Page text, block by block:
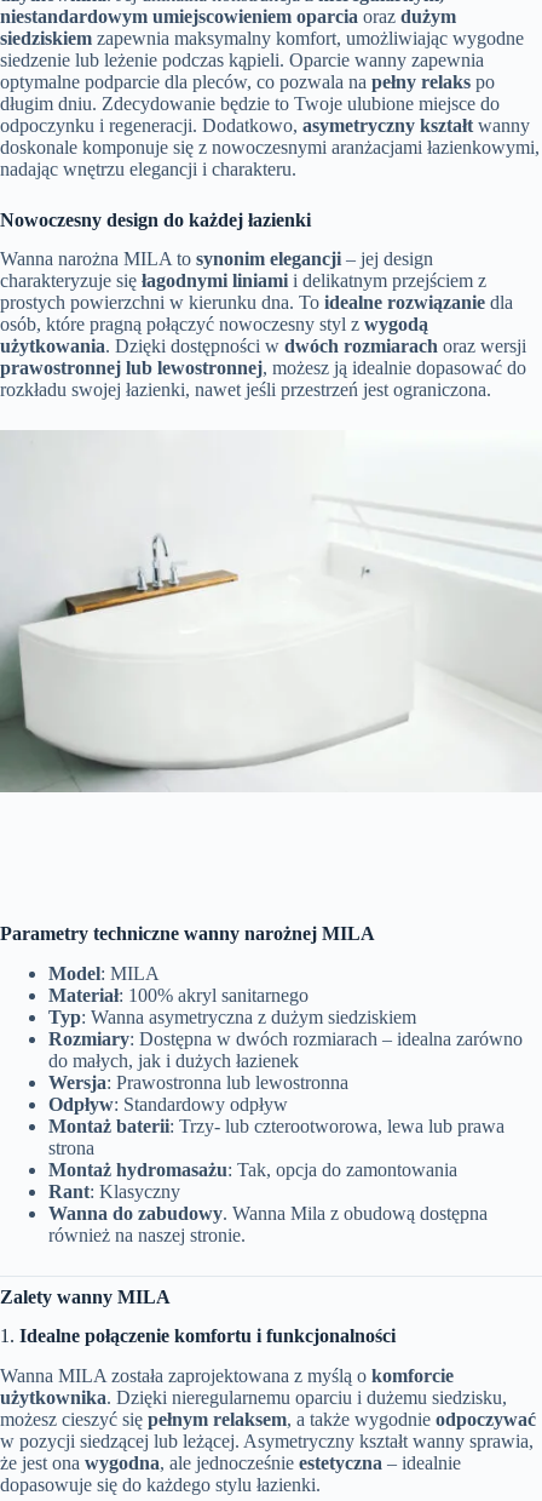
niestandardowym umiejscowieniem oparcia oraz dużym
siedziskiem zapewnia maksymalny komfort, umożliwiając wygodne
siedzenie lub leżenie podczas kąpieli. Oparcie wanny zapewnia
optymalne podparcie dla pleców, co pozwala na pełny relaks po
długim dniu. Zdecydowanie będzie to Twoje ulubione miejsce do
odpoczynku i regeneracji. Dodatkowo, asymetryczny kształt wanny
doskonale komponuje się z nowoczesnymi aranżacjami łazienkowymi,
nadając wnętrzu elegancji i charakteru.
Nowoczesny design do każdej łazienki
Wanna narożna MILA to synonim elegancji – jej design
charakteryzuje się łagodnymi liniami i delikatnym przejściem z
prostych powierzchni w kierunku dna. To idealne rozwiązanie dla
osób, które pragną połączyć nowoczesny styl z wygodą
użytkowania. Dzięki dostępności w dwóch rozmiarach oraz wersji
prawostronnej lub lewostronnej, możesz ją idealnie dopasować do
rozkładu swojej łazienki, nawet jeśli przestrzeń jest ograniczona.
Parametry techniczne wanny narożnej MILA
Model: MILA
Materiał: 100% akryl sanitarnego
Typ: Wanna asymetryczna z dużym siedziskiem
Rozmiary: Dostępna w dwóch rozmiarach – idealna zarówno
do małych, jak i dużych łazienek
Wersja: Prawostronna lub lewostronna
Odpływ: Standardowy odpływ
Montaż baterii: Trzy- lub czterootworowa, lewa lub prawa
strona
Montaż hydromasażu: Tak, opcja do zamontowania
Rant: Klasyczny
Wanna do zabudowy. Wanna Mila z obudową dostępna
również na naszej stronie.
Zalety wanny MILA
1. Idealne połączenie komfortu i funkcjonalności
Wanna MILA została zaprojektowana z myślą o komforcie
użytkownika. Dzięki nieregularnemu oparciu i dużemu siedzisku,
możesz cieszyć się pełnym relaksem, a także wygodnie odpoczywać
w pozycji siedzącej lub leżącej. Asymetryczny kształt wanny sprawia,
że jest ona wygodna, ale jednocześnie estetyczna – idealnie
dopasowuje się do każdego stylu łazienki.